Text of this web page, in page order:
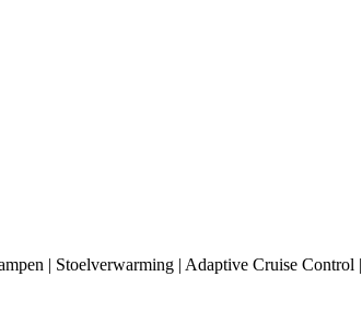
| Stoelverwarming | Adaptive Cruise Control |